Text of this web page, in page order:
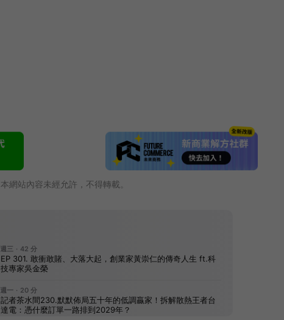
本網站內容未經允許，不得轉載。